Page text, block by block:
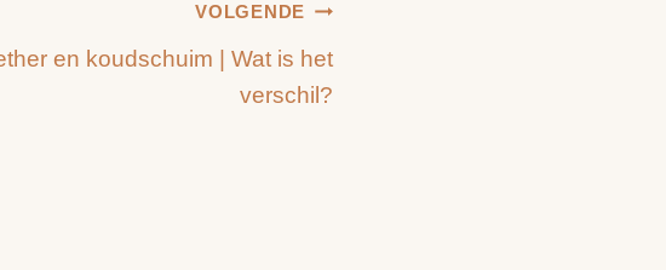
VOLGENDE
en koudschuim | Wat is het
verschil?